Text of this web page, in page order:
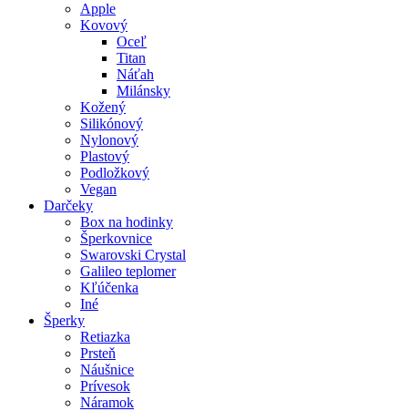
Apple
Kovový
Oceľ
Titan
Náťah
Milánsky
Kožený
Silikónový
Nylonový
Plastový
Podložkový
Vegan
Darčeky
Box na hodinky
Šperkovnice
Swarovski Crystal
Galileo teplomer
Kľúčenka
Iné
Šperky
Retiazka
Prsteň
Náušnice
Prívesok
Náramok